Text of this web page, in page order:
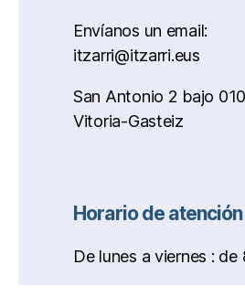
Envíanos un email:
itzarri@itzarri.eus
San Antonio 2 bajo
Vitoria-Gasteiz
Horario de atención
De lunes a viernes :